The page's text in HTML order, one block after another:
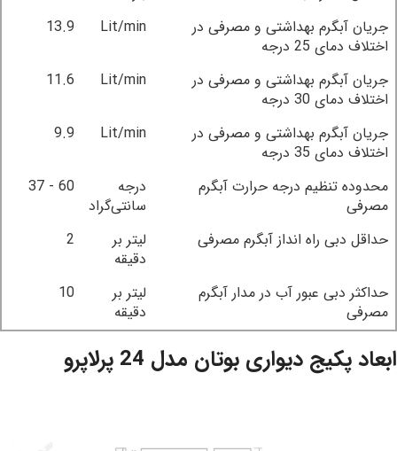
جریان آبگرم بهداشتی و مصرفی در
اختلاف دمای 25 درجه
Lit/min
13.9
جریان آبگرم بهداشتی و مصرفی در
اختلاف دمای 30 درجه
Lit/min
11.6
جریان آبگرم بهداشتی و مصرفی در
اختلاف دمای 35 درجه
Lit/min
9.9
محدوده تنظیم درجه حرارت آبگرم
مصرفی
درجه
سانتی‌گراد
60 - 37
حداقل دبی راه انداز آبگرم مصرفی
لیتر بر
دقیقه
2
حداکثر دبی عبور آب در مدار آبگرم
مصرفی
لیتر بر
دقیقه
10
ابعاد پکیج دیواری بوتان مدل 24 پرلاپرو